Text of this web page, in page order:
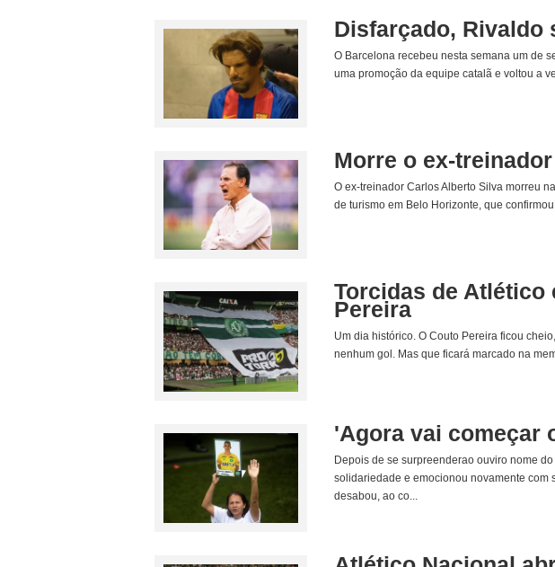
Disfarçado, Rivaldo
O Barcelona recebeu nesta semana um de
uma promoção da equipe catalã e voltou a
Morre o ex-
O ex-treinador Carlos Alberto Silva morreu
de turismo em Belo Horizonte, que
Torcidas de Atlético
Pereira
Um dia histórico. O Couto Pereira ficou
nenhum gol. Mas que ficará marcado na
'Agora vai começar
Depois de se surpreenderao ouviro nome
solidariedade e emocionou novamente com
desabou, ao co...